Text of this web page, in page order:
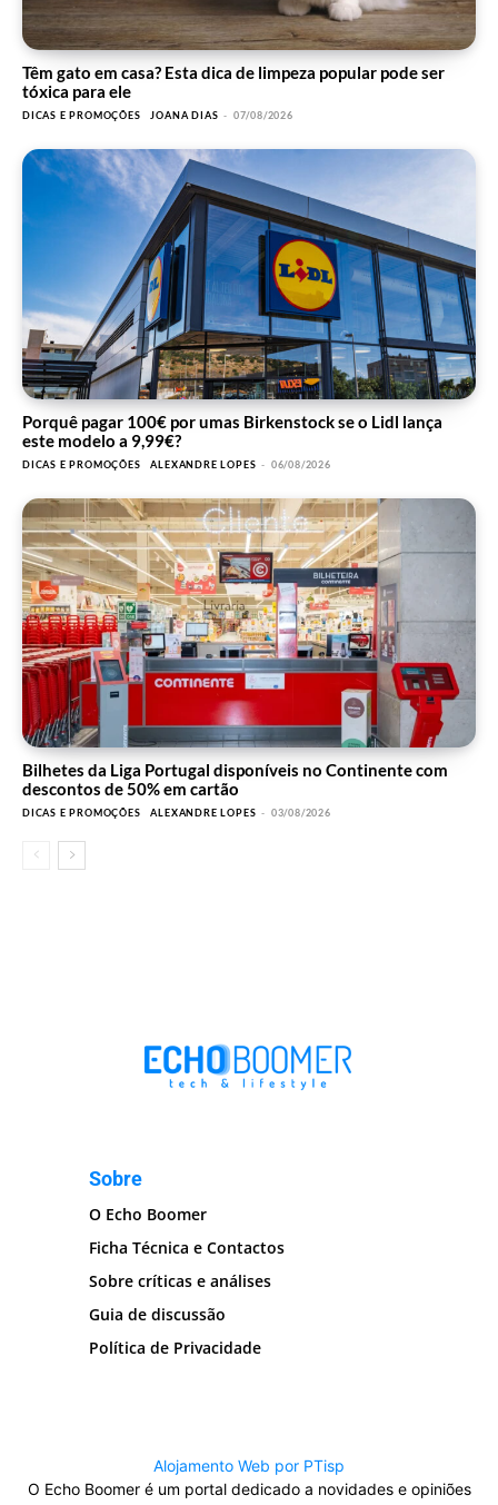
Têm gato em casa? Esta dica de limpeza popular pode ser
tóxica para ele
DICAS E PROMOÇÕES JOANA DIAS - 07/08/2026
Porquê pagar 100€ por umas Birkenstock se o Lidl lança
este modelo a 9,99€?
DICAS E PROMOÇÕES ALEXANDRE LOPES - 06/08/2026
Bilhetes da Liga Portugal disponíveis no Continente com
descontos de 50% em cartão
DICAS E PROMOÇÕES ALEXANDRE LOPES - 03/08/2026
Sobre
O Echo Boomer
Ficha Técnica e Contactos
Sobre críticas e análises
Guia de discussão
Política de Privacidade
Alojamento Web por PTisp
O Echo Boomer é um portal dedicado a novidades e opiniões